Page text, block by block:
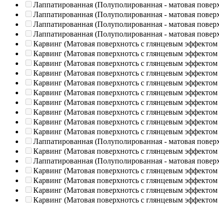
Лаппатированная (Полуполированная - матовая
Лаппатированная (Полуполированная - матовая
Лаппатированная (Полуполированная - матовая
Лаппатированная (Полуполированная - матовая
Карвинг (Матовая поверхнотсь с глянцевым эффектом
Карвинг (Матовая поверхнотсь с глянцевым эффектом
Карвинг (Матовая поверхнотсь с глянцевым эффектом
Карвинг (Матовая поверхнотсь с глянцевым эффектом
Карвинг (Матовая поверхнотсь с глянцевым эффектом
Карвинг (Матовая поверхнотсь с глянцевым эффектом
Карвинг (Матовая поверхнотсь с глянцевым эффектом
Карвинг (Матовая поверхнотсь с глянцевым эффектом
Карвинг (Матовая поверхнотсь с глянцевым эффектом
Карвинг (Матовая поверхнотсь с глянцевым эффектом
Лаппатированная (Полуполированная - матовая
Карвинг (Матовая поверхнотсь с глянцевым эффектом
Лаппатированная (Полуполированная - матовая
Карвинг (Матовая поверхнотсь с глянцевым эффектом
Карвинг (Матовая поверхнотсь с глянцевым эффектом
Карвинг (Матовая поверхнотсь с глянцевым эффектом
Карвинг (Матовая поверхнотсь с глянцевым эффектом